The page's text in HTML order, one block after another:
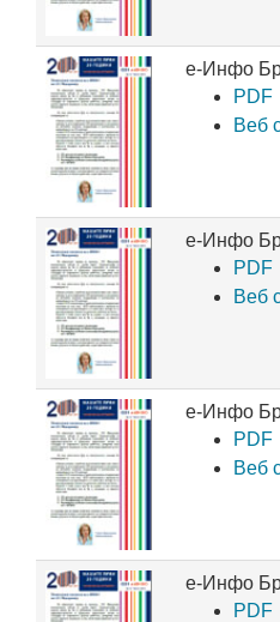
е-Инфо
PDF
Веб
е-Инфо
PDF
Веб
е-Инфо
PDF
Веб
е-Инфо
PDF